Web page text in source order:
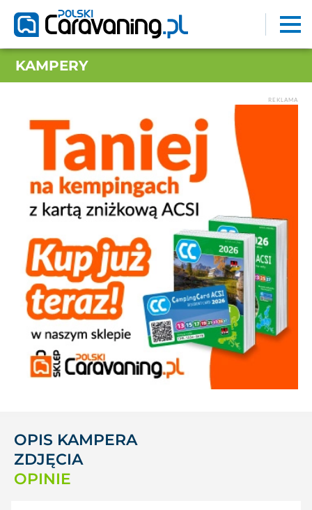
KAMPERY
REKLAMA
OPIS KAMPERA
ZDJĘCIA
OPINIE